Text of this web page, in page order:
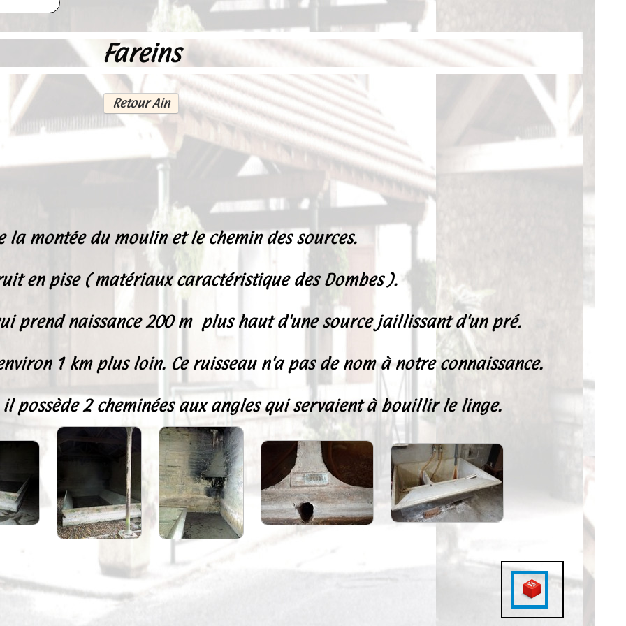
Fareins
Retour Ain
la montée du moulin et le chemin des sources.
en pise ( matériaux caractéristique des Dombes ).
prend naissance 200 m plus haut d'une source jaillissant d'un pré.
1 km plus loin. Ce ruisseau n'a pas de nom à notre connaissance.
possède 2 cheminées aux angles qui servaient à bouillir le linge.